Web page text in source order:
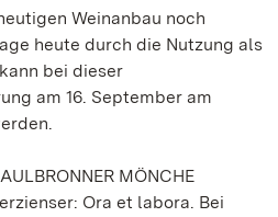
Weinanbau noch
heute durch die Nutzung als
bei dieser
am 16. September am
MÖNCHE
Ora et labora. Bei